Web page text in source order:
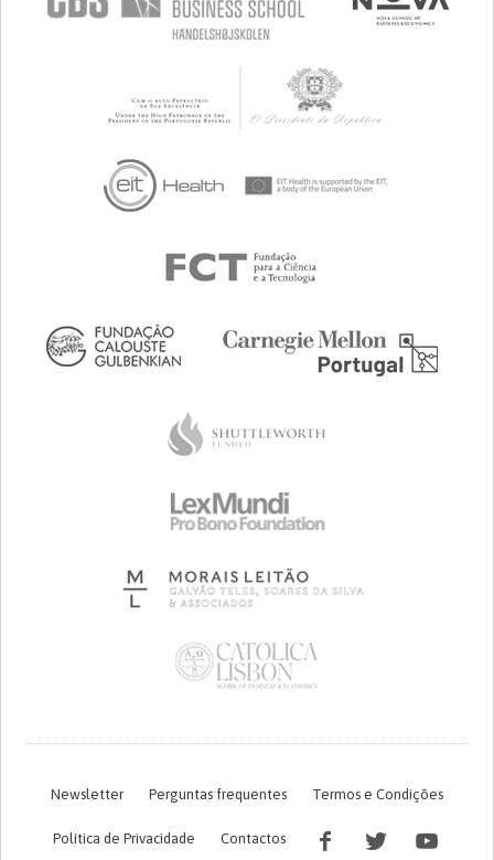
Newsletter Perguntas frequentes Termos e Condições
Política de Privacidade Contactos